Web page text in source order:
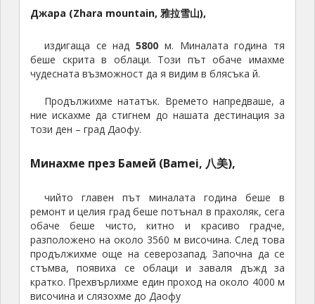
Джара (Zhara mountain, 雅拉雪山),
издигаща се над5800 м. Миналата година тя
беше скрита в облаци. Този път обаче имахме
чудесната възможност да я видим в блясъка й.
Продължихме нататък. Времето напредваше, а
ние искахме да стигнем до нашата дестинация за
този ден – град Даофу.
Минахме през Бамей (Bamei, 八美),
чийто главен път миналата година беше в
ремонт и целия град беше потънал в прахоляк, сега
обаче беше чисто, китно и красиво градче,
разположено на около 3560 м височина. След това
продължихме още на северозапад. Започна да се
стъмва, появиха се облаци и заваля дъжд за
кратко. Прехвърлихме един проход на около 4000 м
височина и слязохме до Даофу